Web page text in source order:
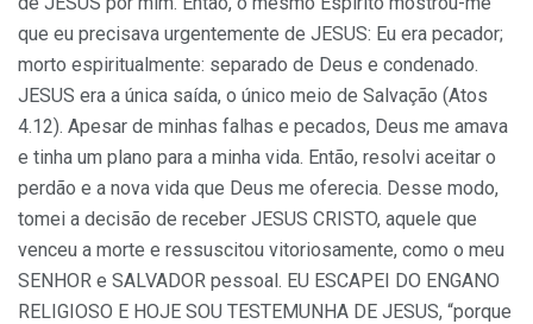
que eu precisava urgentemente de JESUS: Eu era pecador;
morto espiritualmente: separado de Deus e condenado.
JESUS era a única saída, o único meio de Salvação (Atos
4.12). Apesar de minhas falhas e pecados, Deus me amava
e tinha um plano para a minha vida. Então, resolvi aceitar o
perdão e a nova vida que Deus me oferecia. Desse modo,
tomei a decisão de receber JESUS CRISTO, aquele que
venceu a morte e ressuscitou vitoriosamente, como o meu
SENHOR e SALVADOR pessoal. EU ESCAPEI DO ENGANO
RELIGIOSO E HOJE SOU TESTEMUNHA DE JESUS, “porque